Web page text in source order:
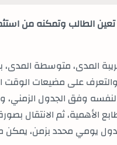
الطالب وتمكنه من
المدى، متوسطة المدى،
على مضيعات الوقت
لنفسه وفق الجدول الزمني،
الأهمية، ثم الانتقال
يومي محدد بزمن، يمكن